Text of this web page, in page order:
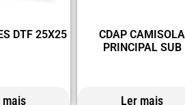
DTF 25X25
mais
CDAP CAMISOLA
PRINCIPAL SUB
Ler mais